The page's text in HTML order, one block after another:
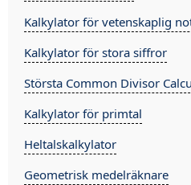
Kalkylator för vetenskaplig
Kalkylator för stora siffror
Största Common Divisor
Kalkylator för primtal
Heltalskalkylator
Geometrisk medelräknare